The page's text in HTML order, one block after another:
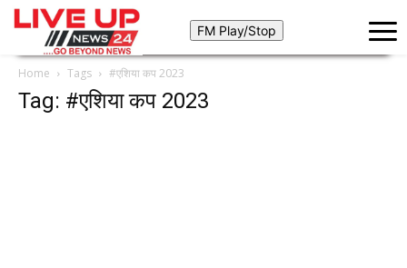
Home Tags #एशिया कप 2023
Tag: #एशिया कप 2023